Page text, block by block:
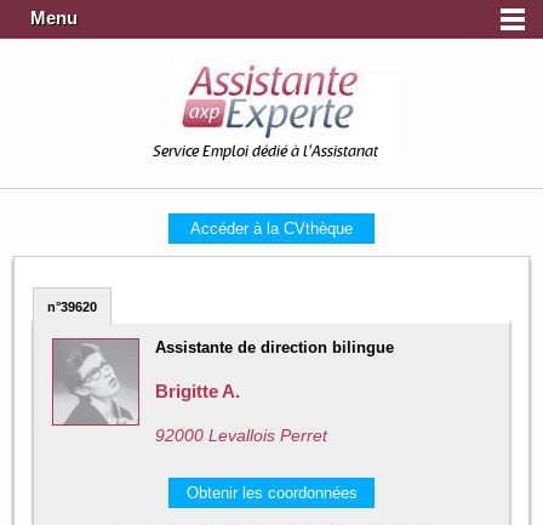
Menu
Service Emploi dédié à l'Assistanat
Accéder à la CVthèque
n°39620
Assistante de direction bilingue
Brigitte A.
92000 Levallois Perret
Obtenir les coordonnées